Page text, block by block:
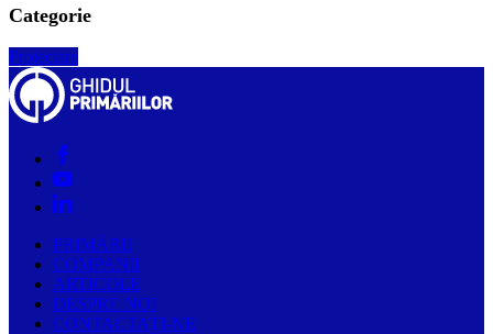
Categorie
Proiectare
PRIMĂRII
COMPANII
ARTICOLE
DESPRE NOI
CONTACTAȚI-NE